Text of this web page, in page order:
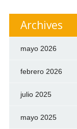
Archives
mayo 2026
febrero 2026
julio 2025
mayo 2025